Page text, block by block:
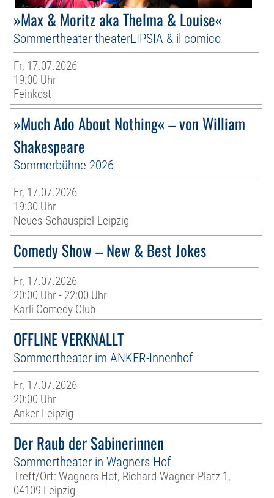
»Max & Moritz aka Thelma & Louise«
Sommertheater theaterLIPSIA & il comico
Fr, 17.07.2026
19:00 Uhr
Feinkost
»Much Ado About Nothing« – von William
Shakespeare
Sommerbühne 2026
Fr, 17.07.2026
19:30 Uhr
Neues-Schauspiel-Leipzig
Comedy Show – New & Best Jokes
Fr, 17.07.2026
20:00 Uhr - 22:00 Uhr
Karli Comedy Club
OFFLINE VERKNALLT
Sommertheater im ANKER-Innenhof
Fr, 17.07.2026
20:00 Uhr
Anker Leipzig
Der Raub der Sabinerinnen
Sommertheater in Wagners Hof
Treff/Ort: Wagners Hof, Richard-Wagner-Platz 1,
04109 Leipzig